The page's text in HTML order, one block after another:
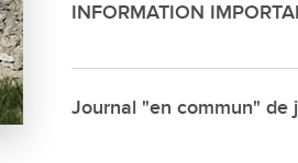
INFORMATION
Journal "en commun" de